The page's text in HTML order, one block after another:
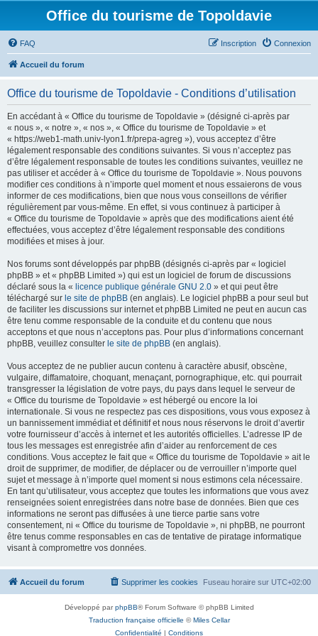
Office du tourisme de Topoldavie
FAQ Connexion
Inscription
Accueil du forum
Office du tourisme de Topoldavie - Conditions d’utilisation
En accédant à « Office du tourisme de Topoldavie » (désigné ci-après par
« nous », « notre », « nos », « Office du tourisme de Topoldavie » et
« https://web1-math.univ-lyon1.fr/prepa-agreg »), vous acceptez d’être
légalement responsable des conditions suivantes. Si vous n’acceptez pas
d’être légalement responsable de toutes les conditions suivantes, veuillez ne
pas utiliser et accéder à « Office du tourisme de Topoldavie ». Nous pouvons
modifier ces conditions à n’importe quel moment et nous essaierons de vous
informer de ces modifications, bien que nous vous conseillons de vérifier
régulièrement par vous-même. En effet, si vous continuez à participer à
« Office du tourisme de Topoldavie » après que des modifications aient été
effectuées, vous acceptez d’être légalement responsable des conditions
modifiées et mises à jour.
Nos forums sont développés par phpBB (désignés ci-après par « logiciel
phpBB » et « phpBB Limited ») qui est un logiciel de forum de discussions
déclaré sous la « licence publique générale GNU 2.0 » et qui peut être
téléchargé sur le site de phpBB (en anglais). Le logiciel phpBB a pour seul but
de faciliter les discussions sur internet et phpBB Limited ne peut en aucun cas
être tenu comme responsable de la conduite et du contenu que nous
acceptons et que nous n’acceptons pas. Pour plus d’informations concernant
phpBB, veuillez consulter le site de phpBB (en anglais).
Vous acceptez de ne publier aucun contenu à caractère abusif, obscène,
vulgaire, diffamatoire, choquant, menaçant, pornographique, etc. qui pourrait
transgresser la législation de votre pays, du pays dans lequel le serveur de
« Office du tourisme de Topoldavie » est hébergé ou encore la loi
internationale. Si vous ne respectez pas ces dispositions, vous vous exposez à
un bannissement immédiat et définitif et nous nous réservons le droit d’avertir
votre fournisseur d’accès à internet et les autorités officielles. L’adresse IP de
tous les messages est enregistrée afin d’aider au renforcement de ces
conditions. Vous acceptez le fait que « Office du tourisme de Topoldavie » ait le
droit de supprimer, de modifier, de déplacer ou de verrouiller n’importe quel
sujet et message à n’importe quel moment si nous estimons cela nécessaire.
En tant qu’utilisateur, vous acceptez que toutes les informations que vous avez
renseignées soient enregistrées dans notre base de données. Bien que ces
informations ne seront pas diffusées à une tierce partie sans votre
consentement, ni « Office du tourisme de Topoldavie », ni phpBB, ne pourront
être tenus comme responsables en cas de tentative de piratage informatique
visant à compromettre vos données.
Accueil du forum Fuseau horaire sur UTC+02:00
Supprimer les cookies
Développé parphpBB® Forum Software © phpBB Limited
Traduction française officielle ©Miles Cellar
Confidentialité | Conditions